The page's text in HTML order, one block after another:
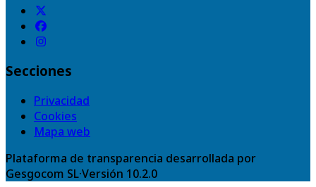
Secciones
Privacidad
Cookies
Mapa web
Plataforma de transparencia desarrollada por
Gesgocom SL·Versión 10.2.0